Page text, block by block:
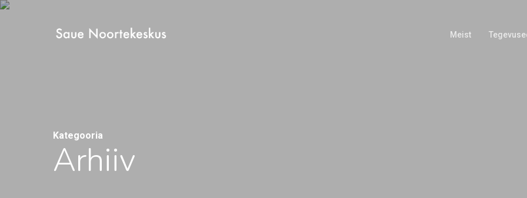
Skip
Meist
Kategooria
Arhiiv